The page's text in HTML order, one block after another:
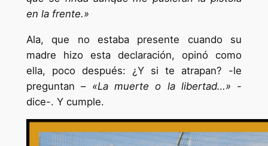
en la frente.»
Ala, que no estaba presente cuando su
madre hizo esta declaración, opinó como
ella, poco después: ¿Y si te atrapan? -le
preguntan – «La muerte o la libertad…» -
dice-. Y cumple.